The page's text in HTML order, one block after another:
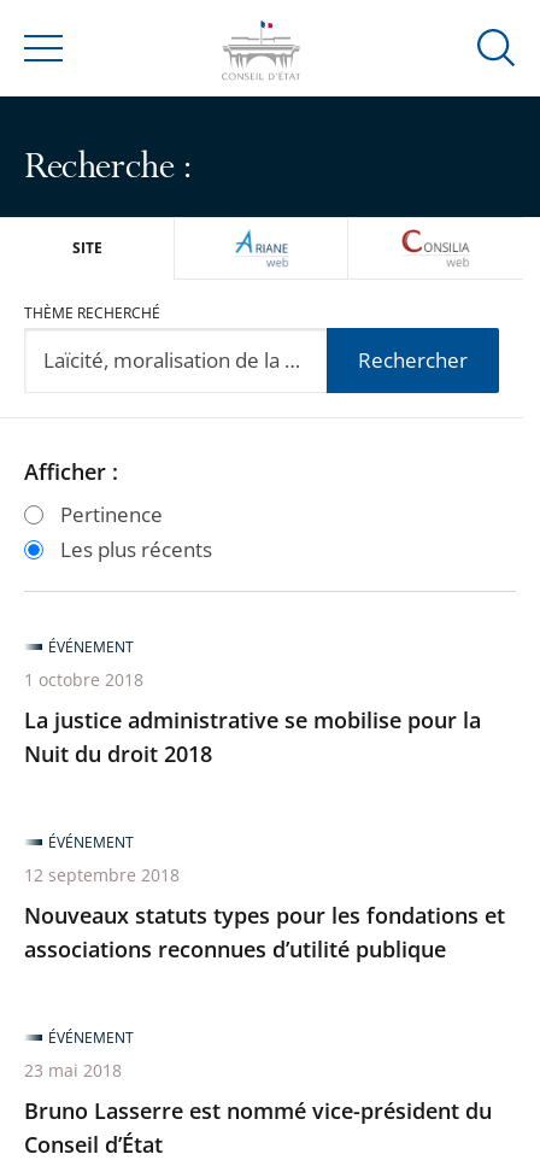
Menu
Ouvrir
Recherche :
SITE ARIANEWEB
THÈME RECHERCHÉ
Rechercher
Passer
les
filtres
après
Passer
les
filtres
avant
Afficher :
Pertinence
Les plus récents
La justice administrative se mobilise pour la
Nuit du droit 2018
ÉVÉNEMENT
1 octobre 2018
Nouveaux statuts types pour les fondations et
associations reconnues d’utilité publique
ÉVÉNEMENT
12 septembre 2018
Bruno Lasserre est nommé vice-président du
Conseil d’État
ÉVÉNEMENT
23 mai 2018